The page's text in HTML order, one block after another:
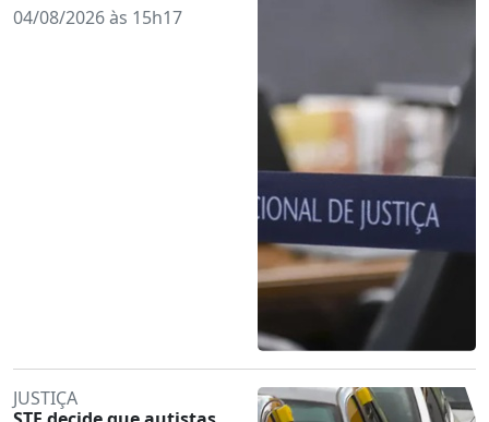
04/08/2026 às 15h17
JUSTIÇA